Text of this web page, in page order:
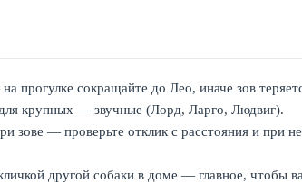
сокращайте до Лео, иначе зов
крупных — звучные (Лорд, Ларго, Людвиг).
— проверьте отклик с расстояния и при
другой собаки в доме — главное, чтобы